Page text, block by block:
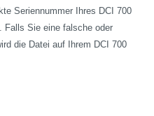
Seriennummer Ihres DCI 700
Falls Sie eine falsche oder
die Datei auf Ihrem DCI 700